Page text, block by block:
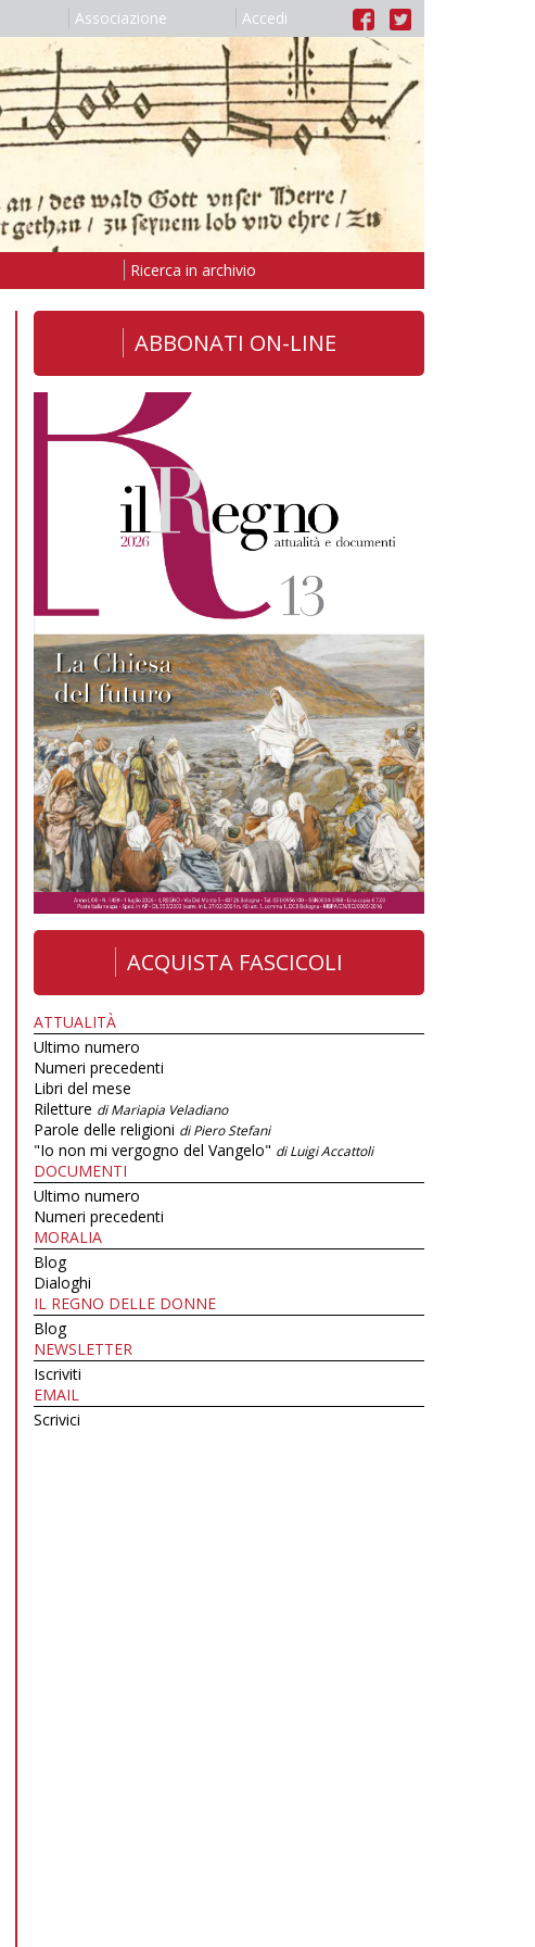
Associazione Accedi
Ricerca in archivio
ABBONATI ON-LINE
ACQUISTA FASCICOLI
ATTUALITÀ
Ultimo numero
Numeri precedenti
Libri del mese
Riletture di Mariapia Veladiano
Parole delle religioni di Piero Stefani
"Io non mi vergogno del Vangelo" di Luigi Accattoli
DOCUMENTI
Ultimo numero
Numeri precedenti
MORALIA
Blog
Dialoghi
IL REGNO DELLE DONNE
Blog
NEWSLETTER
Iscriviti
EMAIL
Scrivici